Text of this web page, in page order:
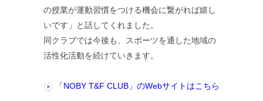
の授業が運動習慣をつける機会に繋がれば嬉し
いです」と話してくれました。
同クラブでは今後も、スポーツを通した地域の
活性化活動を続けていきます。
「NOBY T&F CLUB」のWebサイトはこちら